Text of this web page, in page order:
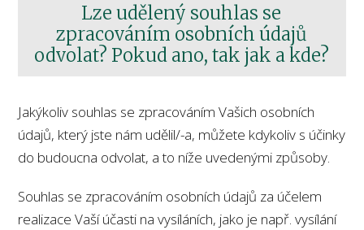
Lze udělený souhlas se
zpracováním osobních údajů
odvolat? Pokud ano, tak jak a kde?
Jakýkoliv souhlas se zpracováním Vašich osobních
údajů, který jste nám udělil/-a, můžete kdykoliv s účinky
do budoucna odvolat, a to níže uvedenými způsoby.
Souhlas se zpracováním osobních údajů za účelem
realizace Vaší účasti na vysíláních, jako je např. vysílání